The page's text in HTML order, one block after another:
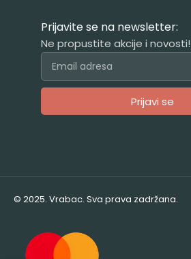
Prijavite se na newsletter:
Ne propustite akcije i novosti!
Prijavi se
© 2025. Vrabac. Sva prava zadržana.